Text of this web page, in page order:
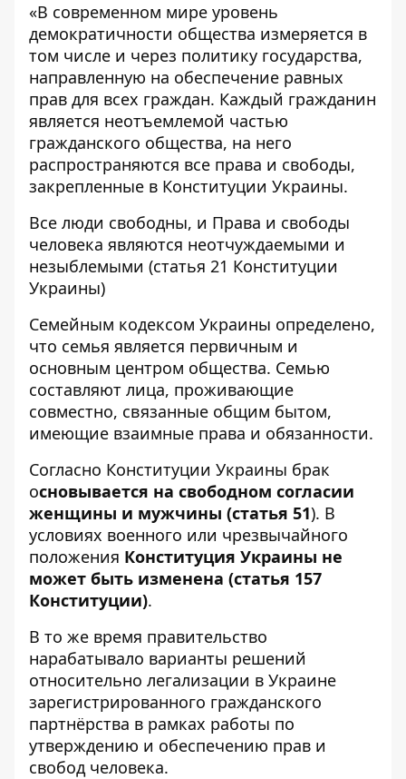
«В современном мире уровень
демократичности общества измеряется в
том числе и через политику государства,
направленную на обеспечение равных
прав для всех граждан. Каждый гражданин
является неотъемлемой частью
гражданского общества, на него
распространяются все права и свободы,
закрепленные в Конституции Украины.
Все люди свободны, и Права и свободы
человека являются неотчуждаемыми и
незыблемыми (статья 21 Конституции
Украины)
Семейным кодексом Украины определено,
что семья является первичным и
основным центром общества. Семью
составляют лица, проживающие
совместно, связанные общим бытом,
имеющие взаимные права и обязанности.
Согласно Конституции Украины брак
основывается на свободном согласии
женщины и мужчины (статья 51). В
условиях военного или чрезвычайного
положения Конституция Украины не
может быть изменена (статья 157
Конституции).
В то же время правительство
нарабатывало варианты решений
относительно легализации в Украине
зарегистрированного гражданского
партнёрства в рамках работы по
утверждению и обеспечению прав и
свобод человека.